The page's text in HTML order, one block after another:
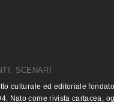
SCENARI
culturale ed editoriale
Nato come rivista cartacea,